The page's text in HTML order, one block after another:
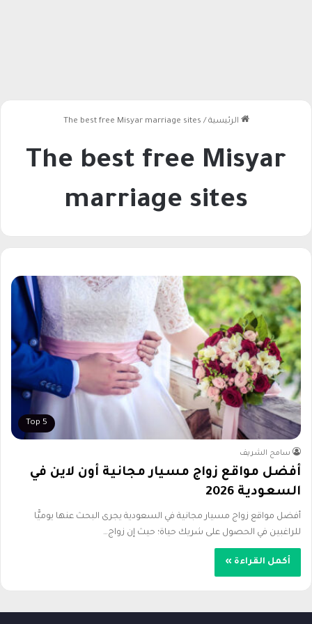
الرئيسية /
The best free Misyar marriage sites
The best free Misyar
marriage sites
Top 5
سامح الشريف
أفضل مواقع زواج مسيار مجانية أون لاين في
السعودية 2026
أفضل مواقع زواج مسيار مجانية في السعودية يجرى البحث عنها يوميًّا
للراغبين في الحصول على شريك حياة؛ حيث إن زواج…
أكمل القراءة »